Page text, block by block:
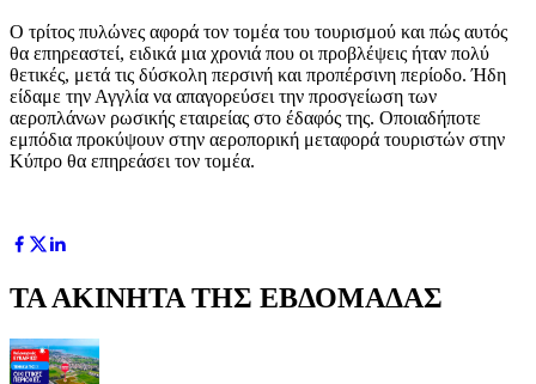
Ο τρίτος πυλώνες αφορά τον τομέα του τουρισμού και πώς αυτός
θα επηρεαστεί, ειδικά μια χρονιά που οι προβλέψεις ήταν πολύ
θετικές, μετά τις δύσκολη περσινή και προπέρσινη περίοδο. Ήδη
είδαμε την Αγγλία να απαγορεύσει την προσγείωση των
αεροπλάνων ρωσικής εταιρείας στο έδαφός της. Οποιαδήποτε
εμπόδια προκύψουν στην αεροπορική μεταφορά τουριστών στην
Κύπρο θα επηρεάσει τον τομέα.
ΤΑ ΑΚΙΝΗΤΑ ΤΗΣ ΕΒΔΟΜΑΔΑΣ